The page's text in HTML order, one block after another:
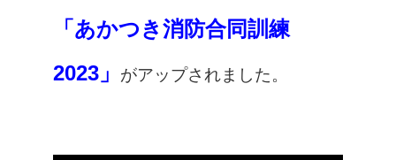
「あかつき消防合同訓練
2023」
がアップされました。